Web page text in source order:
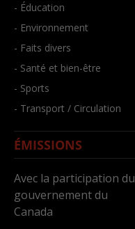
- Éducation
- Environnement
- Faits divers
- Santé et bien-être
- Sports
- Transport / Circulation
ÉMISSIONS
Avec la participation du
gouvernement du
Canada